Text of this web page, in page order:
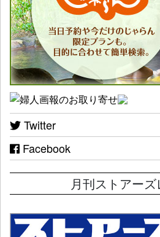
Twitter
Facebook
月刊ストアーズ